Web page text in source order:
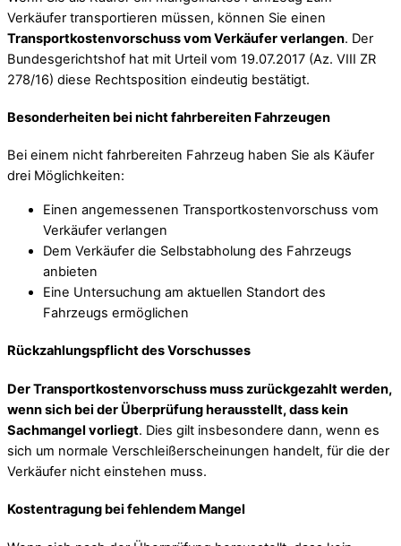
Verkäufer transportieren müssen, können Sie einen
Transportkostenvorschuss vom Verkäufer verlangen. Der
Bundesgerichtshof hat mit Urteil vom 19.07.2017 (Az. VIII ZR
278/16) diese Rechtsposition eindeutig bestätigt.
Besonderheiten bei nicht fahrbereiten Fahrzeugen
Bei einem nicht fahrbereiten Fahrzeug haben Sie als Käufer
drei Möglichkeiten:
Einen angemessenen Transportkostenvorschuss vom
Verkäufer verlangen
Dem Verkäufer die Selbstabholung des Fahrzeugs
anbieten
Eine Untersuchung am aktuellen Standort des
Fahrzeugs ermöglichen
Rückzahlungspflicht des Vorschusses
Der Transportkostenvorschuss muss zurückgezahlt werden,
wenn sich bei der Überprüfung herausstellt, dass kein
Sachmangel vorliegt. Dies gilt insbesondere dann, wenn es
sich um normale Verschleißerscheinungen handelt, für die der
Verkäufer nicht einstehen muss.
Kostentragung bei fehlendem Mangel